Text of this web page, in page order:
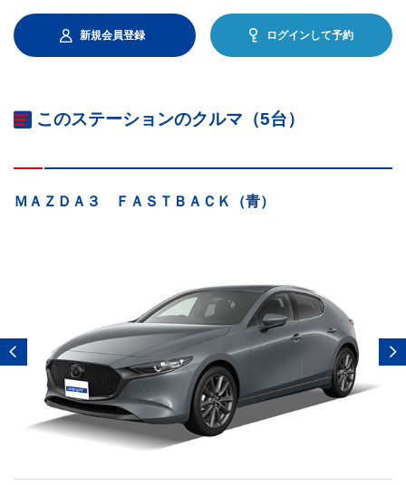
新規会員登録 ログインして予約
このステーションのクルマ（5台）
ＭＡＺＤＡ３ ＦＡＳＴＢＡＣＫ（青）